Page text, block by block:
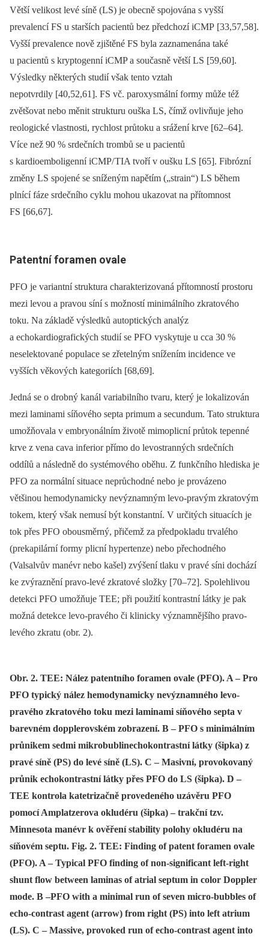
Větší velikost levé síně (LS) je obecně spojována s vyšší
prevalencí FS u starších pacientů bez předchozí iCMP [33,57,58].
Vyšší prevalence nově zjištěné FS byla zaznamenána také
u pacientů s kryptogenní iCMP a současně větší LS [59,60].
Výsledky některých studií však tento vztah
nepotvrdily [40,52,61]. FS vč. paroxysmální formy může též
zvětšovat nebo měnit strukturu ouška LS, čímž ovlivňuje jeho
reologické vlastnosti, rychlost průtoku a srážení krve [62–64].
Více než 90 % srdečních trombů se u pacientů
s kardioemboligenní iCMP/ TIA tvoří v oušku LS [65]. Fibrózní
změny LS spojené se sníženým napětím („strain“) LS během
plnící fáze srdečního cyklu mohou ukazovat na přítomnost
FS [66,67].
Patentní foramen ovale
PFO je variantní struktura charakterizovaná přítomností prostoru
mezi levou a pravou síní s možností minimálního zkratového
toku. Na základě výsledků autoptických analýz
a echokardiografických studií se PFO vyskytuje u cca 30 %
neselektované populace se zřetelným snížením incidence ve
vyšších věkových kategoriích [68,69].
Jedná se o drobný kanál variabilního tvaru, který je lokalizován
mezi laminami síňového septa primum a secundum. Tato struktura
umožňovala v embryonálním životě mimoplicní průtok tepenné
krve z vena cava inferior přímo do levostranných srdečních
oddílů a následně do systémového oběhu. Z funkčního hlediska je
PFO za normální situace neprůchodné nebo je provázeno
většinou hemodynamicky nevýznamným levo-pravým zkratovým
tokem, který však nemusí být konstantní. V určitých situacích je
tok přes PFO obousměrný, přičemž za předpokladu trvalého
(prekapilární formy plicní hypertenze) nebo přechodného
(Valsalvův manévr nebo kašel) zvýšení tlaku v pravé síni dochází
ke zvýraznění pravo-levé zkratové složky [70–72]. Spolehlivou
detekci PFO umožňuje TEE; při použití kontrastní látky je pak
možná detekce levo-pravého či klinicky významnějšího pravo-
levého zkratu (obr. 2).
Obr. 2. TEE: Nález patentního foramen ovale (PFO). A – Pro
PFO typický nález hemodynamicky nevýznamného levo-
pravého zkratového toku mezi laminami síňového septa v
barevném dopplerovském zobrazení. B – PFO s minimálním
průnikem sedmi mikrobublinechokontrastní látky (šipka) z
pravé síně (PS) do levé síně (LS). C – Masivní, provokovaný
průnik echokontrastní látky přes PFO do LS (šipka). D –
TEE kontrola katetrizačně provedeného uzávěru PFO
pomocí Amplatzerova okludéru (šipka) – trakční tzv.
Minnesota manévr k ověření stability polohy okludéru na
síňovém septu. Fig. 2. TEE: Finding of patent foramen ovale
(PFO). A – Typical PFO finding of non-significant left-right
shunt flow between laminas of atrial septum in color Doppler
mode. B –PFO with a minimal run of seven micro-bubbles of
echo-contrast agent (arrow) from right (PS) into left atrium
(LS). C – Massive, provoked run of echo-contrast agent into